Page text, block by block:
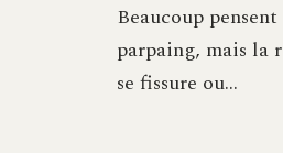
Beaucoup
parpaing, mais la
se fissure ou…